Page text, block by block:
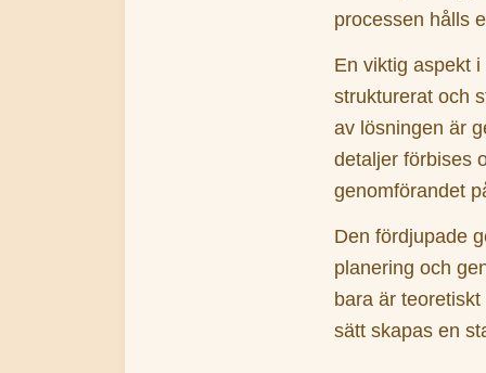
processen hålls
En viktig aspekt
strukturerat och
av lösningen är
detaljer förbises
genomförandet
Den fördjupade
planering och
bara är
sätt skapas en